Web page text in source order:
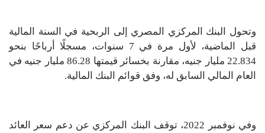
وتحول البنك المركزي المصري إلى الربحية في السنة المالية
قبل الماضية، لأول مرة في 7 سنوات، مسجلًا أرباحًا بنحو
22.834 مليار جنيه، مقارنة بخسائر قيمتها 86.28 مليار جنيه في
العام المالي السابق له، وفق قوائم البنك المالية.
وفي نوفمبر 2022، توقف البنك المركزي عن دعم سعر العائد